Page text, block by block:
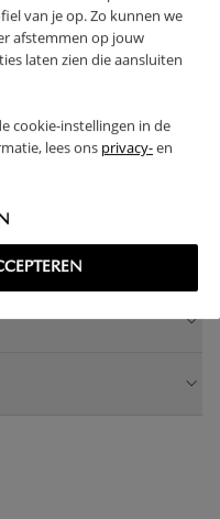
van je op. Zo kunnen we
afstemmen op jouw
laten zien die aansluiten
cookie-instellingen in de
lees ons privacy-en
(Lees verder)